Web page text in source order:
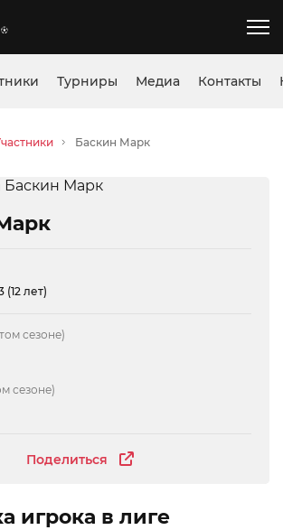
Турниры Медиа Контакты
Баскин Марк
Поделиться
(12 лет)
сезоне)
сезоне)
игрока в лиге